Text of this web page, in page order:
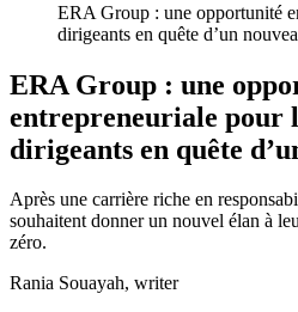
ERA Group : une opportunité
dirigeants en quête d’un
ERA Group : une
entrepreneuriale pour
dirigeants en quête
Après une carrière riche en
souhaitent donner un nouvel élan à
zéro.
Rania Souayah, writer